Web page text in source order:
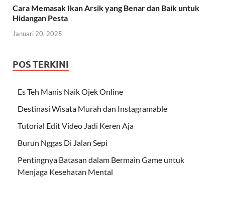
Cara Memasak Ikan Arsik yang Benar dan Baik untuk
Hidangan Pesta
Januari 20, 2025
POS TERKINI
Es Teh Manis Naik Ojek Online
Destinasi Wisata Murah dan Instagramable
Tutorial Edit Video Jadi Keren Aja
Burun Nggas Di Jalan Sepi
Pentingnya Batasan dalam Bermain Game untuk
Menjaga Kesehatan Mental